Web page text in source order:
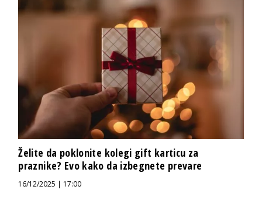
Želite da poklonite kolegi gift karticu za
praznike? Evo kako da izbegnete prevare
16/12/2025 | 17:00